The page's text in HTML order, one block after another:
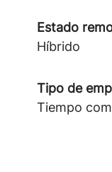
Estado
Híbrido
Tipo de
Tiempo